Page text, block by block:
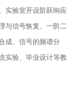
实验室开设阶跃响应
与信号恢复、一阶二
成、信号的频谱分
实验、毕业设计等教